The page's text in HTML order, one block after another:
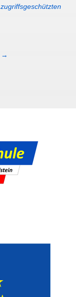
zugriffsgeschützten
→